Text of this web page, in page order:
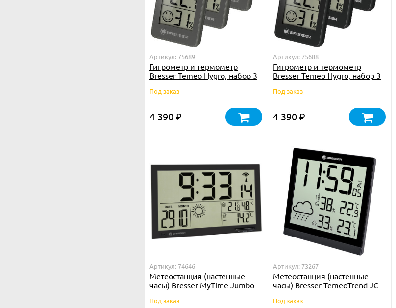
Артикул: 75689
Гигрометр и термометр
Bresser Temeo Hygro, набор 3
Под заказ
4 390 ₽
Артикул: 75688
Гигрометр и термометр
Bresser Temeo Hygro, набор 3
Под заказ
4 390 ₽
Артикул: 74646
Метеостанция (настенные
часы) Bresser MyTime Jumbo
Под заказ
Артикул: 73267
Метеостанция (настенные
часы) Bresser TemeoTrend JC
черная
Под заказ